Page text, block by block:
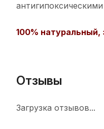
100% натуральный,
Отзывы
Загрузка отзывов...